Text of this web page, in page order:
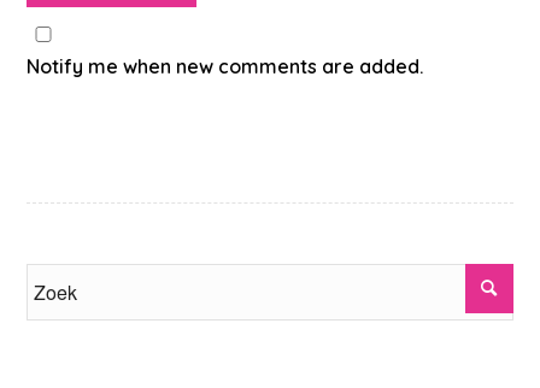
Notify me when new comments are added.